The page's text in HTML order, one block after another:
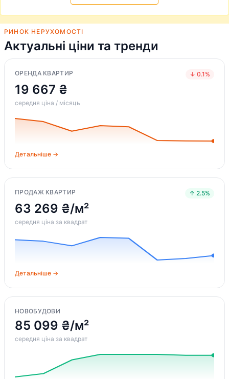
РИНОК НЕРУХОМОСТІ
Актуальні ціни та тренди
ОРЕНДА КВАРТИР ↓ 0.1%
19 667 ₴
середня ціна / місяць
Детальніше →
ПРОДАЖ КВАРТИР ↑ 2.5%
63 269 ₴/м²
середня ціна за квадрат
Детальніше →
НОВОБУДОВИ
85 099 ₴/м²
середня ціна за квадрат